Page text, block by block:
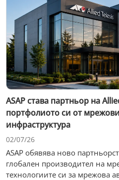
ASAP става партньор на
портфолиото си от
инфраструктура
02/07/26
ASAP обявява ново
глобален производител на
технологиите си за мрежова